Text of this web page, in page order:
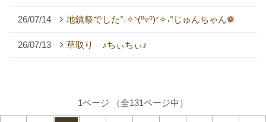
26/07/14 地鎮祭でした°˖✧◝(⁰▿⁰)◜✧˖°じゅんちゃん❁
26/07/13 草取り ♪ちぃちぃ♪
1ページ （全131ページ中）